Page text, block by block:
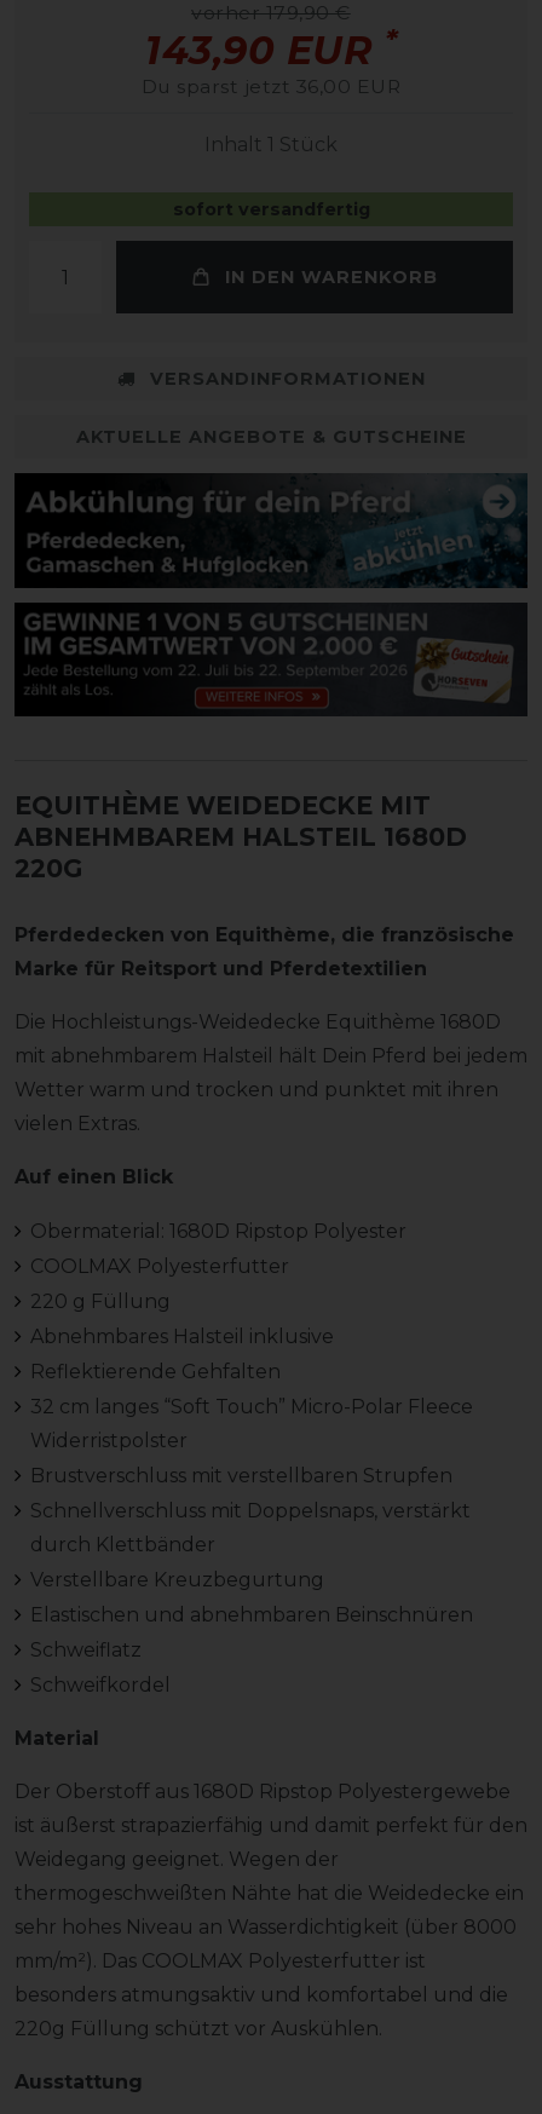
vorher 179,90 €
143,90 EUR *
Du sparst jetzt 36,00 EUR
Inhalt 1 Stück
sofort versandfertig
IN DEN WARENKORB
VERSANDINFORMATIONEN
AKTUELLE ANGEBOTE & GUTSCHEINE
EQUITHÈME WEIDEDECKE MIT
ABNEHMBAREM HALSTEIL 1680D
220G
Pferdedecken von Equithème, die französische
Marke für Reitsport und Pferdetextilien
Die Hochleistungs-Weidedecke Equithème 1680D
mit abnehmbarem Halsteil hält Dein Pferd bei jedem
Wetter warm und trocken und punktet mit ihren
vielen Extras.
Auf einen Blick
Obermaterial: 1680D Ripstop Polyester
COOLMAX Polyesterfutter
220 g Füllung
Abnehmbares Halsteil inklusive
Reflektierende Gehfalten
32 cm langes “Soft Touch” Micro-Polar Fleece
Widerristpolster
Brustverschluss mit verstellbaren Strupfen
Schnellverschluss mit Doppelsnaps, verstärkt
durch Klettbänder
Verstellbare Kreuzbegurtung
Elastischen und abnehmbaren Beinschnüren
Schweiflatz
Schweifkordel
Material
Der Oberstoff aus 1680D Ripstop Polyestergewebe
ist äußerst strapazierfähig und damit perfekt für den
Weidegang geeignet. Wegen der
thermogeschweißten Nähte hat die Weidedecke ein
sehr hohes Niveau an Wasserdichtigkeit (über 8000
mm/m²). Das COOLMAX Polyesterfutter ist
besonders atmungsaktiv und komfortabel und die
220g Füllung schützt vor Auskühlen.
Ausstattung